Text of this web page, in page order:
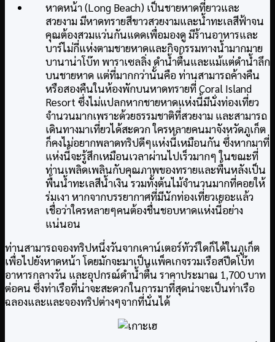
หาดหน้า (Long Beach) เป็นชายหาดที่ยาวและ
สวยงาม มีหาดทรายสีขาวสวยงามและน้ำทะเลสีฟ้าจน
คุณต้องสวมแว่นกันแดดเพื่อมองดู มีร้านอาหารและ
บาร์ไม่กี่แห่งตามชายหาดและกิจกรรมทางน้ำมากมาย
บานาน่าโบ๊ท พาราเซลลิ่ง ดำน้ำตื้นและแม้แต่ดำน้ำลึก
บนชายหาด แต่ที่มากกว่านั้นคือ ท่านสามารถค้างคืน
หรือสองคืนในห้องพักบนหาดทรายที่ Coral Island
Resort ซึ่งไม่แปลกหากชายหาดแห่งนี้มีนั่งท่องเที่ยว
จำนวนมากเพราะด้วยธรรมชาติที่สวยงาม และสามารถ
เดินทางมาเที่ยวได้สะดวก ใครหลายคนมาจังหวัดภูเก็ต
ก็คงไม่อยากพลาดทริปดีๆแห่งนี้เหมือนกัน ซึ่งหากมาที่
แห่งนี้จะรู้สึกเหมือนเวลาผ่านไปเร็วมากๆ ในขณะที่
ท่านเพลิดเพลินกับคุณภาพของทรายและพื้นหลังเป็น
พื้นน้ำทะเลสีน้ำเงิน รวมทั้งต้นไม้จำนวนมากที่คอยให้
ร่มเงา หากจากบรรยากาศที่มีนักท่องเที่ยวเยอะแล้ว
เชื่อว่าใครหลายๆคนต้องชื่นชอบหาดแห่งนี้อย่าง
แน่นอน
ท่านสามารถจองทริปหนึ่งวันจากเคาน์เตอร์ทัวร์ใดก็ได้ในภูเก็ต
เพื่อไปยังหาดหน้า โดยมักจะมาเป็นแพ็คเกจรวมเรือสปีดโบ๊ท
อาหารกลางวัน และอุปกรณ์ดำน้ำตื้น ราคาประมาณ 1,700 บาท
ต่อคน ซึ่งท่าเรือที่น่าจะสะดวกในการมาที่สุดน่าจะเป็นท่าเรือ
ฉลองและและจองทริปต่างๆจากที่นั่นได้